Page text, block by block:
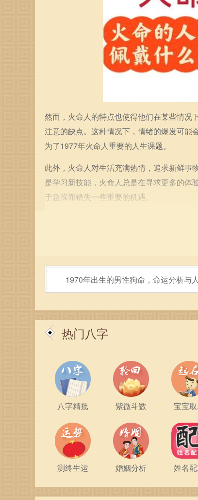
然而，火命人的特点也使得他们在某些情况
注意的缺点。这种情况下，情绪的爆发可能
为了1977年火命人重要的人生课题。
此外，火命人对生活充满热情，追求新鲜事
是学习新技能，火命人总是在寻求更多的体
于急躁而错失一些重要的机遇。
在事业发展的道路上，火命人具有积极向
激励他人，推动整个团队朝着目标前进。
爱情方面，火命人一向大胆，善于表达自己
与热情，也可能因对伴侣过于依赖而导致
在家庭生活中，1977年的火命人则展现出
灵的依靠。火命人循规蹈矩，保持对家庭的
健康状况是每个人都非常关心的话题，火
生的火命人需要关注心理健康，寻求适合
意营养均衡，保持适量的运动，有助于提升
总的来说，1977年出生的火命人如同燃烧
雨，但只要能够学会调和内心的情感、保
事，才会让他们的人生变得更加丰富而有意
未来的旅程充满未知与挑战，而1977年的
希望所有火命人都能在自己的生命中，绽放
1970年出生的男性狗命，命运分析与
热门八字
八字精批 紫微斗数 宝宝
测终生运 婚姻分析 姓名